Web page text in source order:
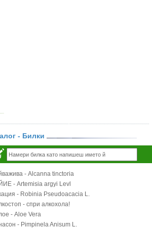
- Билки
- Alcanna tinctoria
- Artemisia argyi Levl
- Robinia Pseudoacacia L.
- спри алкохола!
- Aloe Vera
- Pimpinela Anisum L.